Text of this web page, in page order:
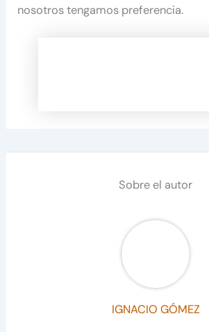
nosotros tengamos preferencia.
Sobre el autor
IGNACIO GÓMEZ